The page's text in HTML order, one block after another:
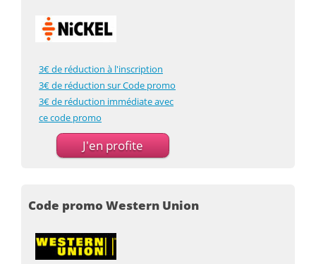
3€ de réduction à l'inscription
3€ de réduction sur Code promo
3€ de réduction immédiate avec
ce code promo
J'en profite
Code promo Western Union